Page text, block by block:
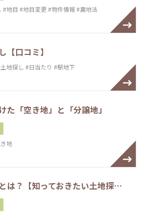
#地目 #地目変更#物件情報#農地法
【口コミ】
地探し #日当たり #駅地下
た「空き地」と「分譲地」
地
は？【知っておきたい土地探…